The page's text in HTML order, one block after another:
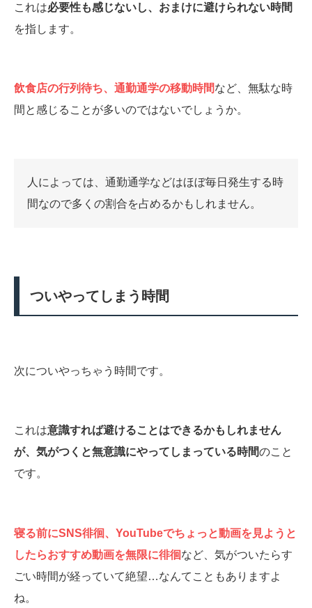
これは必要性も感じないし、おまけに避けられない時間
を指します。
飲食店の行列待ち、通勤通学の移動時間など、無駄な時
間と感じることが多いのではないでしょうか。
人によっては、通勤通学などはほぼ毎日発生する時
間なので多くの割合を占めるかもしれません。
ついやってしまう時間
次についやっちゃう時間です。
これは意識すれば避けることはできるかもしれません
が、気がつくと無意識にやってしまっている時間のこと
です。
寝る前にSNS徘徊、YouTubeでちょっと動画を見ようと
したらおすすめ動画を無限に徘徊など、気がついたらす
ごい時間が経っていて絶望…なんてこともありますよ
ね。